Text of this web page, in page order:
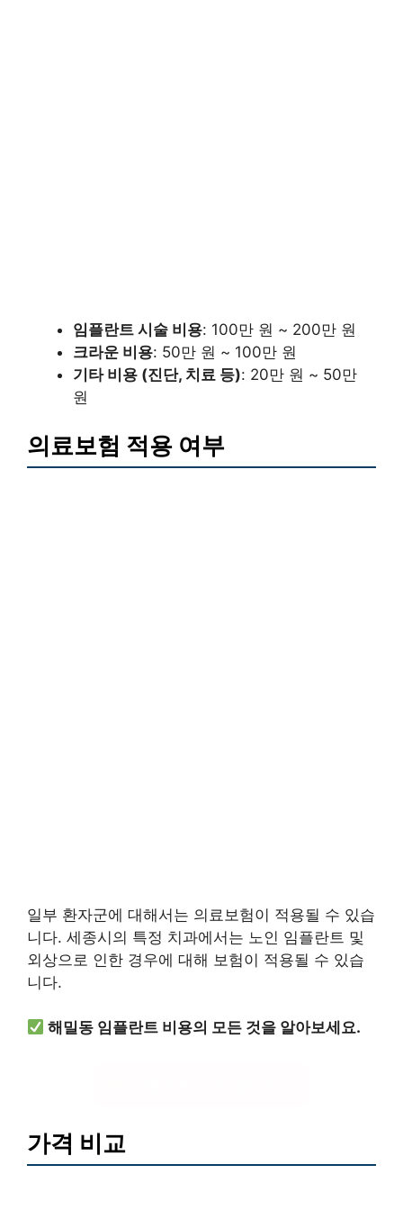
임플란트 시술 비용: 100만 원 ~ 200만 원
크라운 비용: 50만 원 ~ 100만 원
기타 비용 (진단, 치료 등): 20만 원 ~ 50만
원
의료보험 적용 여부
일부 환자군에 대해서는 의료보험이 적용될 수 있습
니다. 세종시의 특정 치과에서는 노인 임플란트 및
외상으로 인한 경우에 대해 보험이 적용될 수 있습
니다.
해밀동 임플란트 비용의 모든 것을 알아보세요.
가격 비교